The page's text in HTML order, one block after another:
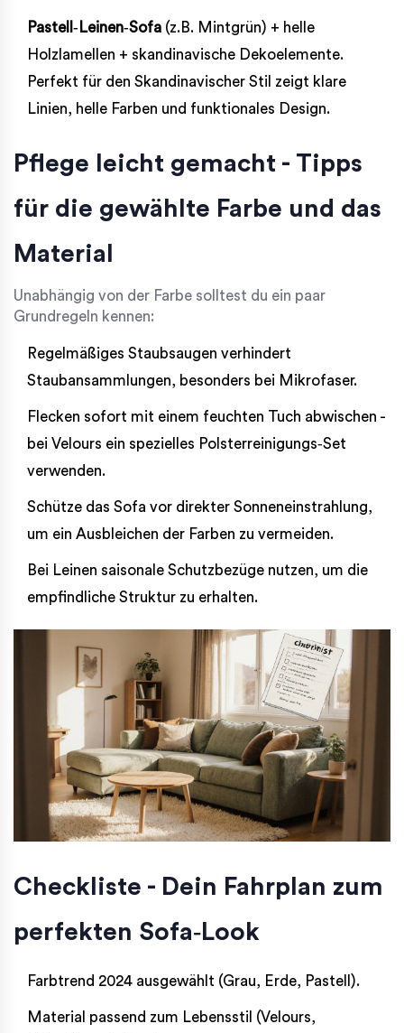
Pastell‑Leinen‑Sofa (z.B. Mintgrün) + helle
Holzlamellen + skandinavische Dekoelemente.
Perfekt für den Skandinavischer Stil zeigt klare
Linien, helle Farben und funktionales Design.
Pflege leicht gemacht - Tipps
für die gewählte Farbe und das
Material
Unabhängig von der Farbe solltest du ein paar
Grundregeln kennen:
Regelmäßiges Staubsaugen verhindert
Staubansammlungen, besonders bei Mikrofaser.
Flecken sofort mit einem feuchten Tuch abwischen -
bei Velours ein spezielles Polsterreinigungs‑Set
verwenden.
Schütze das Sofa vor direkter Sonneneinstrahlung,
um ein Ausbleichen der Farben zu vermeiden.
Bei Leinen saisonale Schutzbezüge nutzen, um die
empfindliche Struktur zu erhalten.
Checkliste - Dein Fahrplan zum
perfekten Sofa‑Look
Farbtrend 2024 ausgewählt (Grau, Erde, Pastell).
Material passend zum Lebensstil (Velours,